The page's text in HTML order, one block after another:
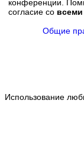
конференции.
согласие со всеми
Общие
Использование